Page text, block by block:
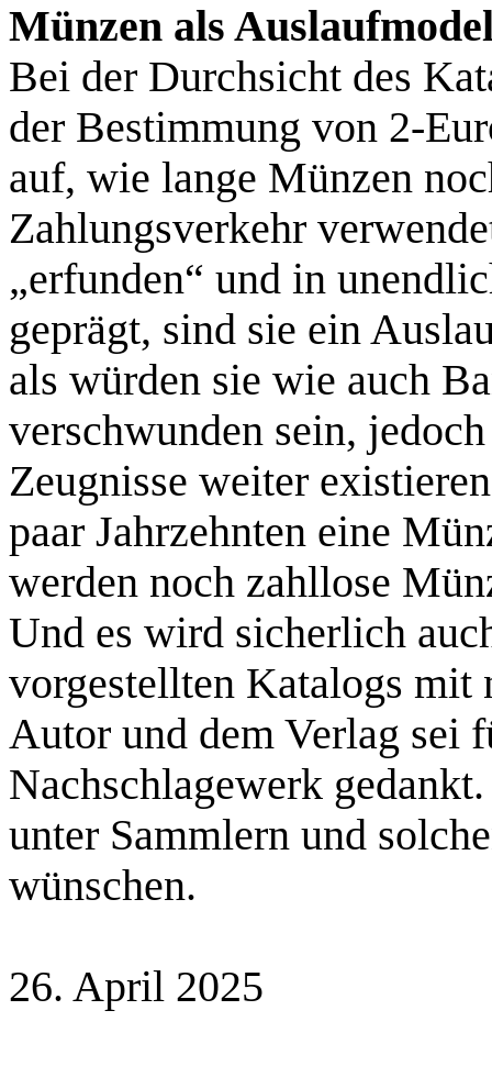
Münzen als
Bei der Durchsicht des
der Bestimmung von 2-
auf, wie lange Münzen
Zahlungsverkehr
„erfunden“ und in
geprägt, sind sie ein
als würden sie wie auch
verschwunden sein,
Zeugnisse weiter
paar Jahrzehnten eine
werden noch zahllose
Und es wird sicherlich
vorgestellten Katalogs mit
Autor und dem Verlag sei
Nachschlagewerk
unter Sammlern und
wünschen.
26. April 2025